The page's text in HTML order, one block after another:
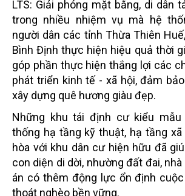
LTS: Giải phóng mặt bằng, di dân
trong nhiều nhiệm vụ mà hệ
người dân các tỉnh Thừa Thiên
Bình Định thực hiện hiệu quả thời
góp phần thực hiện thắng lợi các
phát triển kinh tế - xã hội, đảm
xây dựng quê hương giàu đẹp.
Những khu tái định cư kiểu
thống hạ tầng kỹ thuật, hạ tầng xã
hòa với khu dân cư hiện hữu đã
con diện di dời, nhường đất đai,
án có thêm động lực ổn định
thoát nghèo bền vững.